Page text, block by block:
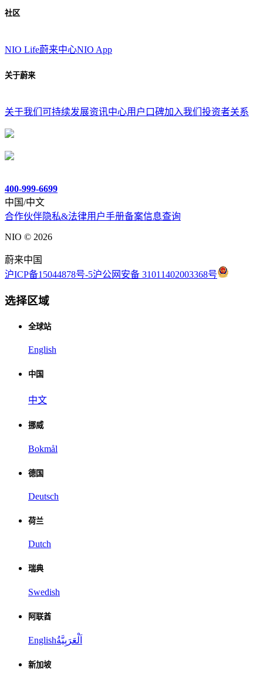
社区
NIO Life蔚来中心NIO App
关于蔚来
关于我们 可持续发展资讯中心用户口碑加入我们 投资者关系
400-999-6699
中国/中文
合作伙伴隐私&法律用户手册备案信息查询
NIO © 2026
蔚来中国
沪ICP备15044878号-5沪公网安备 31011402003368号
选择区域
全球站
English
中国
中文
挪威
Bokmål
德国
Deutsch
荷兰
Dutch
瑞典
Swedish
阿联酋
Englishاَلْعَرَبِيَّةُ
新加坡